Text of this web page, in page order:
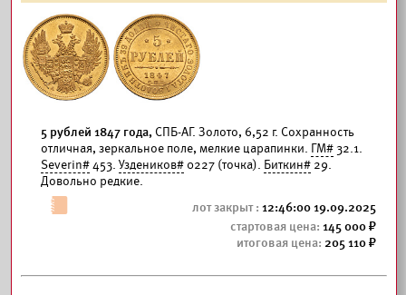
5 рублей 1847 года, СПБ-АГ. Золото, 6,52 г. Сохранность
отличная, зеркальное поле, мелкие царапинки. ГМ#32.1.
Severin#453. Уздеников# 0227 (точка). Биткин# 29.
Довольно редкие.
12:46:00 19.09.2025
145 000
205 110